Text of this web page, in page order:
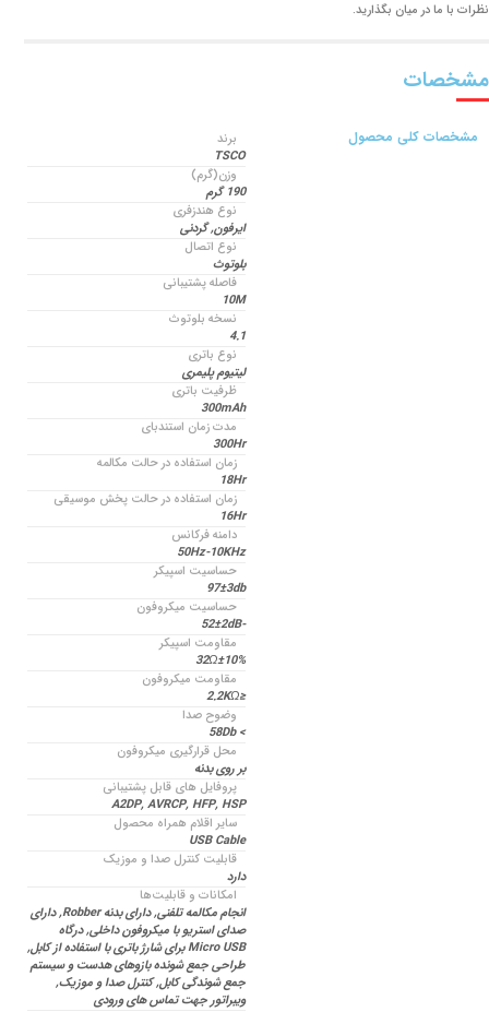
نظرات با ما در میان بگذارید.
مشخصات
مشخصات کلی محصول
برند
TSCO
وزن(گرم)
190 گرم
نوع هندزفری
ایرفون, گردنی
نوع اتصال
بلوتوث
فاصله پشتیبانی
10M
نسخه بلوتوث
4.1
نوع باتری
لیتیوم پلیمری
ظرفیت باتری
300mAh
مدت زمان استندبای
300Hr
زمان استفاده در حالت مکالمه
18Hr
زمان استفاده در حالت پخش موسیقی
16Hr
دامنه فرکانس
50Hz-10KHz
حساسیت اسپیکر
97±3db
حساسیت میکروفون
-52±2dB
مقاومت اسپیکر
32Ω±10%
مقاومت میکروفون
≤2.2KΩ
وضوح صدا
> 58Db
محل قرارگیری میکروفون
بر روی بدنه
پروفایل های قابل پشتیبانی
A2DP, AVRCP, HFP, HSP
سایر اقلام همراه محصول
USB Cable
قابلیت کنترل صدا و موزیک
دارد
امکانات و قابلیت‌ها
انجام مکالمه تلفنی, دارای بدنه Robber, دارای
صدای استریو با میکروفون داخلی, درگاه
Micro USB برای شارژ باتری با استفاده از کابل,
طراحی جمع شونده بازوهای هدست و سیستم
جمع شوندگی کابل, کنترل صدا و موزیک,
ویبراتور جهت تماس های ورودی